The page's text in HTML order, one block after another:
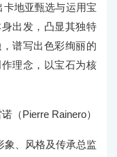
地亚甄选与运用宝
出发，凸显其独特
谱写出色彩绚丽的
理念，以宝石为核
（Pierre Rainero）
象、风格及传承总监